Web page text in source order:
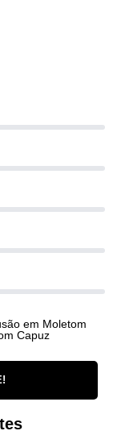
em Moletom
Capuz